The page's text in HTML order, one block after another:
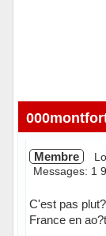
Membre
Messages: 1
C'est pas
France en